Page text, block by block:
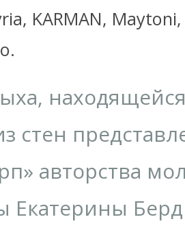
KARMAN,
стен
авторства
Екатерины